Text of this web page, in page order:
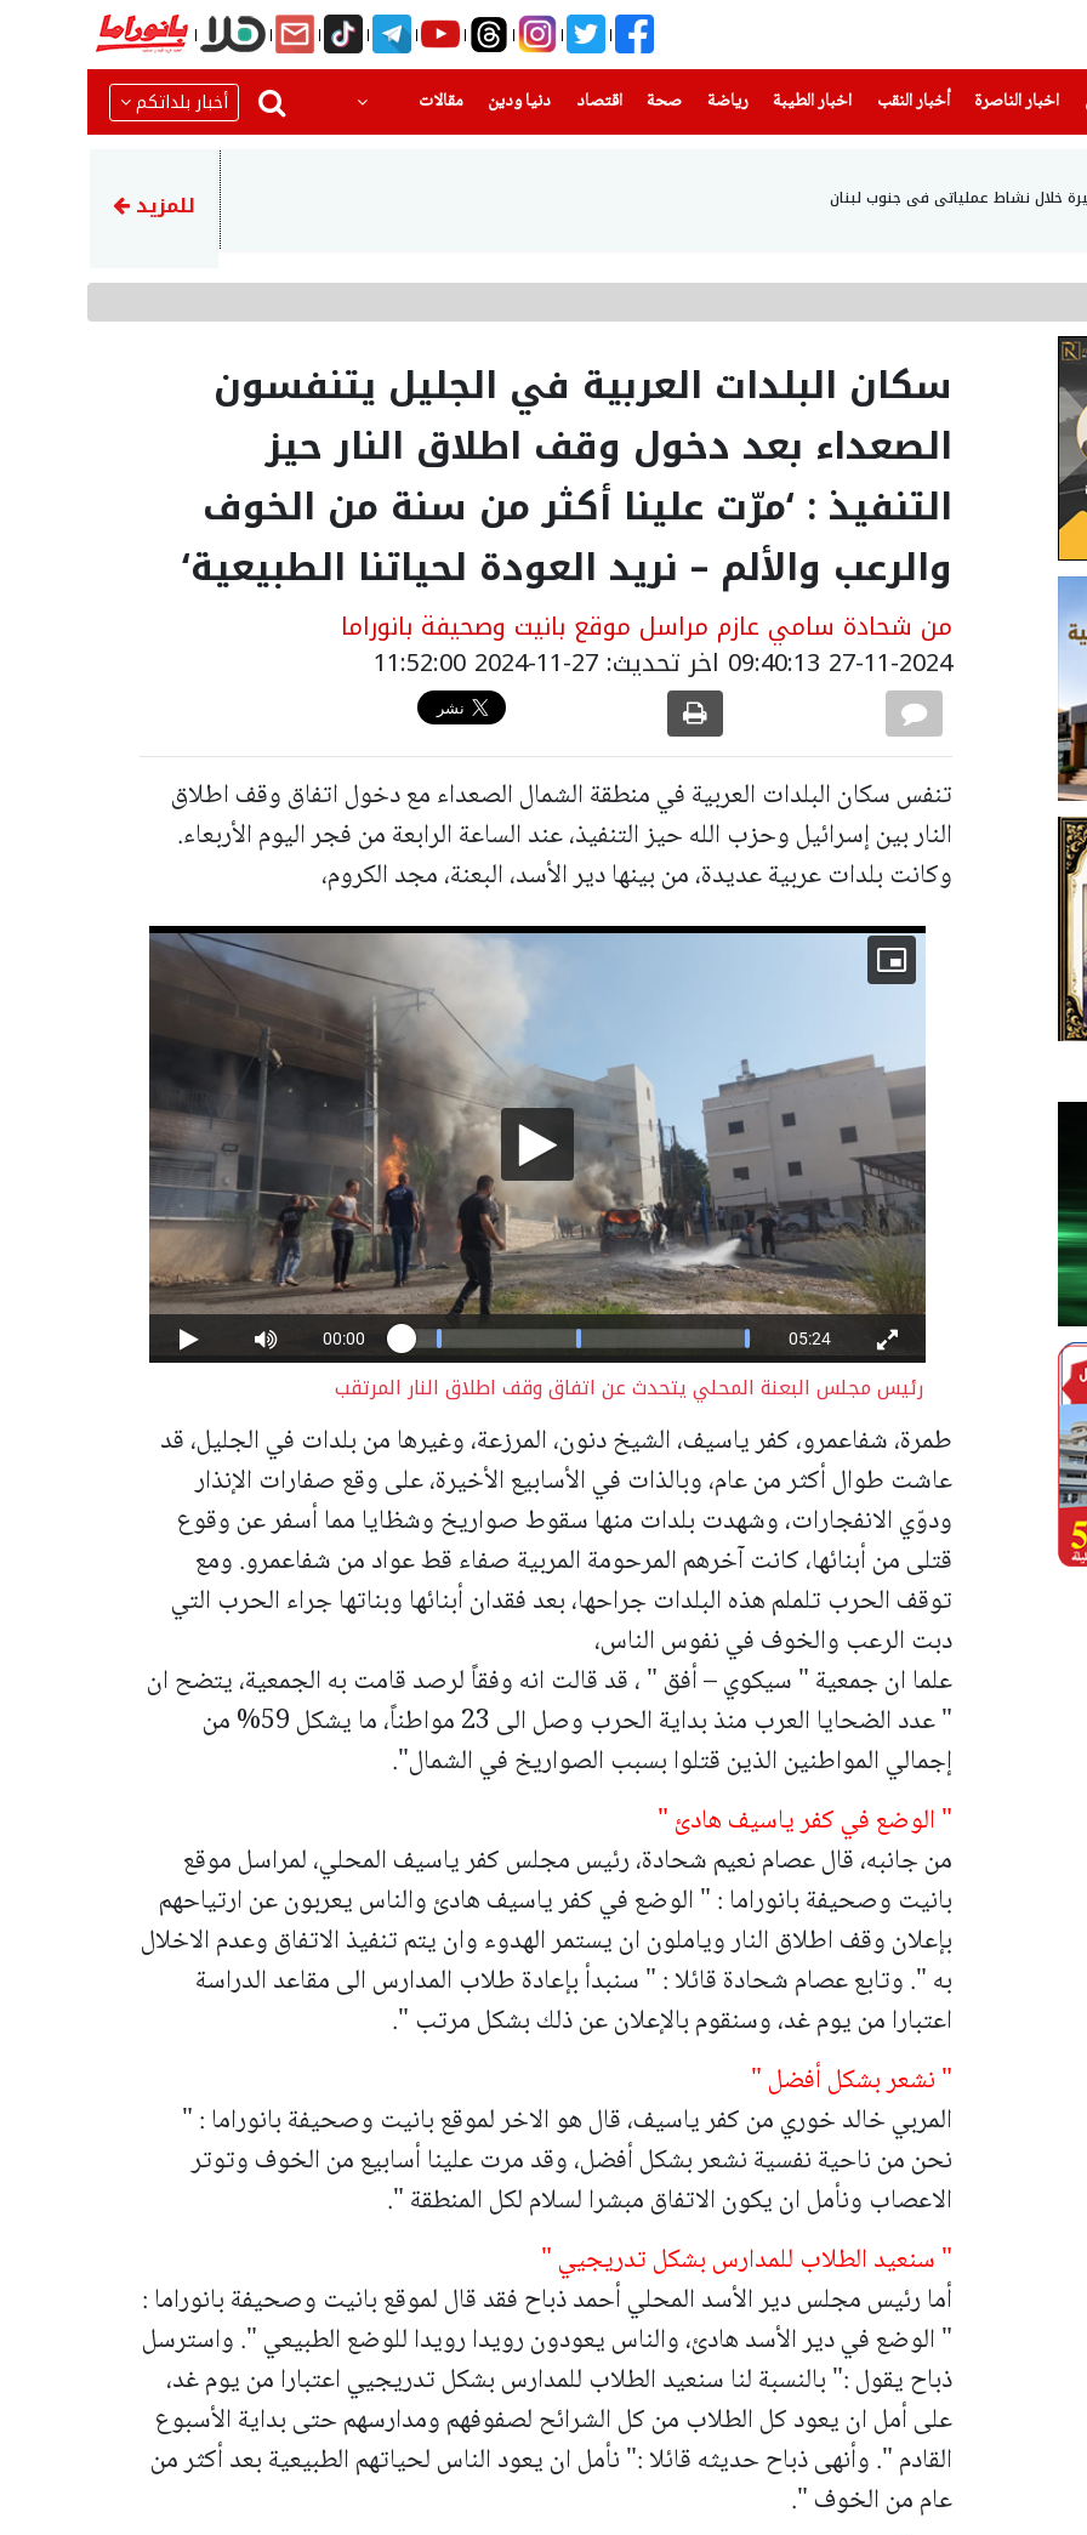
اخبار الناصرة
(current) أخبار النقب اخبار الطيبة(current) رياضة
(current) صحة(current) اقتصاد دنيا ودين
(current) مقالات أخبار بلداتكم
خلال نشاط عملياتي في جنوب لبنان أكثر من 68 ألف مستجم زاروا شواطئ بحيرة طبريا خلال نهاية الأسبوع
للمزيد
‎⁨سكان البلدات العربية في الجليل يتنفسون
الصعداء بعد دخول وقف اطلاق النار حيز
التنفيذ : ‘مرّت علينا أكثر من سنة من الخوف
والرعب والألم – نريد العودة لحياتنا الطبيعية‘
من شحادة سامي عازم مراسل موقع بانيت وصحيفة بانوراما
27-11-2024 09:40:13 اخر تحديث: 27-11-2024 11:52:00
تنفس سكان البلدات العربية في منطقة الشمال الصعداء مع دخول اتفاق وقف اطلاق
النار بين إسرائيل وحزب الله حيز التنفيذ، عند الساعة الرابعة من فجر اليوم الأربعاء.
وكانت بلدات عربية عديدة، من بينها دير الأسد، البعنة، مجد الكروم،
رئيس مجلس البعنة المحلي يتحدث عن اتفاق وقف اطلاق النار المرتقب
طمرة، شفاعمرو، كفر ياسيف، الشيخ دنون، المرزعة، وغيرها من بلدات في الجليل، قد
عاشت طوال أكثر من عام، وبالذات في الأسابيع الأخيرة، على وقع صفارات الإنذار
ودوّي الانفجارات، وشهدت بلدات منها سقوط صواريخ وشظايا مما أسفر عن وقوع
قتلى من أبنائها، كانت آخرهم المرحومة المربية صفاء قط عواد من شفاعمرو.ومع
توقف الحرب تلملم هذه البلدات جراحها، بعد فقدان أبنائها وبناتها جراء الحرب التي
دبت الرعب والخوف في نفوس الناس،
علما ان جمعية " سيكوي – أفق " ، قد قالت انه وفقاً لرصد قامت به الجمعية، يتضح ان
" عدد الضحايا العرب منذ بداية الحرب وصل الى 23 مواطناً، ما يشكل 59% من
إجمالي المواطنين الذين قتلوا بسبب الصواريخ في الشمال".
" الوضع في كفر ياسيف هادئ "
من جانبه، قال عصام نعيم شحادة، رئيس مجلس كفر ياسيف المحلي، لمراسل موقع
بانيت وصحيفة بانوراما : " الوضع في كفر ياسيف هادئ والناس يعربون عن ارتياحهم
بإعلان وقف اطلاق النار وياملون ان يستمر الهدوء وان يتم تنفيذ الاتفاق وعدم الاخلال
به ".وتابع عصام شحادة قائلا : " سنبدأ بإعادة طلاب المدارس الى مقاعد الدراسة
اعتبارا من يوم غد، وسنقوم بالإعلان عن ذلك بشكل مرتب ".
" نشعر بشكل أفضل "
المربي خالد خوري من كفر ياسيف، قال هو الاخر لموقع بانيت وصحيفة بانوراما : "
نحن من ناحية نفسية نشعر بشكل أفضل، وقد مرت علينا أسابيع من الخوف وتوتر
الاعصاب ونأمل ان يكون الاتفاق مبشرا لسلام لكل المنطقة ".
" سنعيد الطلاب للمدارس بشكل تدريجيي "
أما رئيس مجلس دير الأسد المحلي أحمد ذباح فقد قال لموقع بانيت وصحيفة بانوراما :
" الوضع في دير الأسد هادئ، والناس يعودون رويدا رويدا للوضع الطبيعي ".واسترسل
ذباح يقول :" بالنسبة لنا سنعيد الطلاب للمدارس بشكل تدريجيي اعتبارا من يوم غد،
على أمل ان يعود كل الطلاب من كل الشرائح لصفوفهم ومدارسهم حتى بداية الأسبوع
القادم ".وأنهى ذباح حديثه قائلا :" نأمل ان يعود الناس لحياتهم الطبيعية بعد أكثر من
عام من الخوف ".